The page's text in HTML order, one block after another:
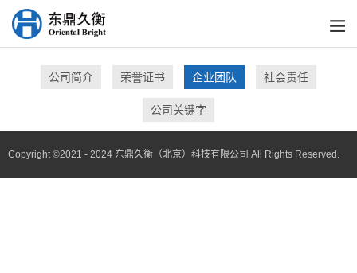
精密计量、测量仪器研发、制造、销售和技术服务的企业
公司简介 荣誉证书 企业团队 社会责任
公司关键字
Copyright ©2021 - 2024 东鼎久衡（北京）科技有限公司 All Rights Reserved.